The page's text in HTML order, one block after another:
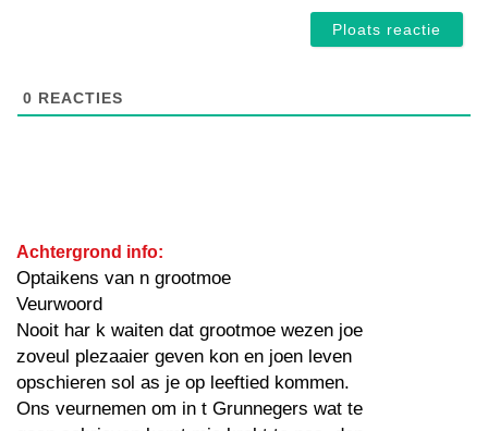
0 REACTIES
Achtergrond info:
Optaikens van n grootmoe
Veurwoord
Nooit har k waiten dat grootmoe wezen joe
zoveul plezaaier geven kon en joen leven
opschieren sol as je op leeftied kommen.
Ons veurnemen om in t Grunnegers wat te